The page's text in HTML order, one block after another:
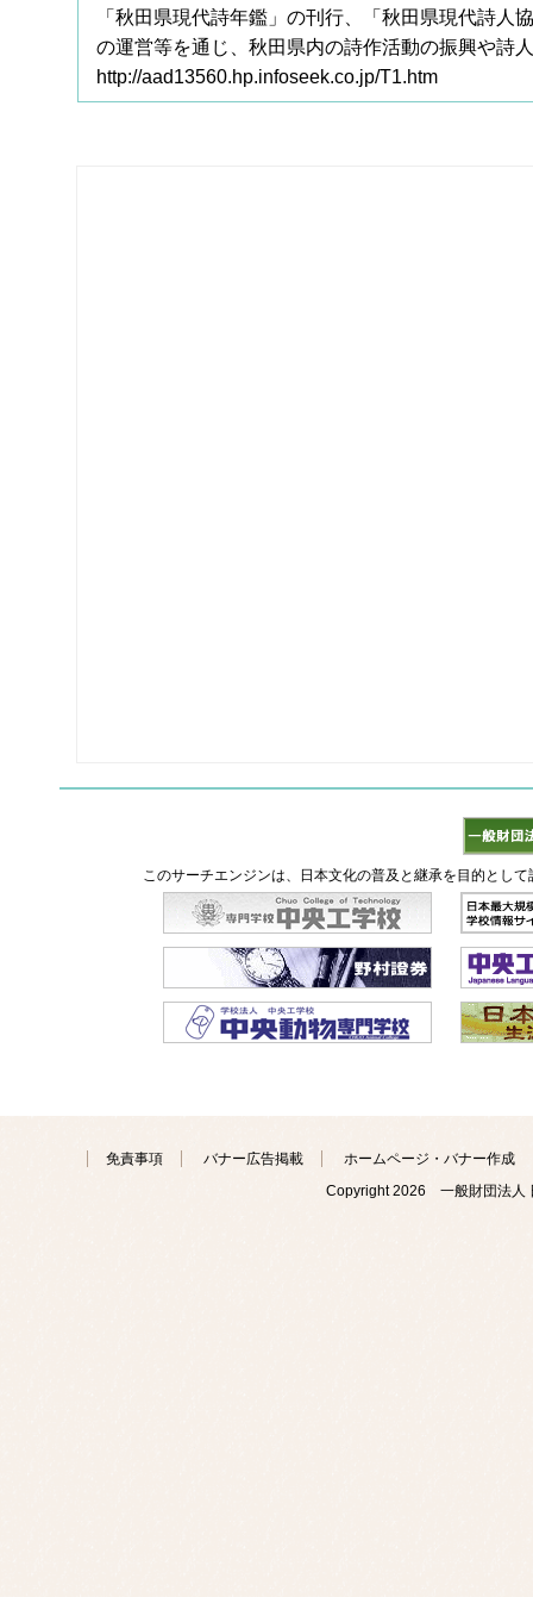
「秋田県現代詩年鑑」の刊行、「秋田県現代詩
の運営等を通じ、秋田県内の詩作活動の振興や詩
http://aad13560.hp.infoseek.co.jp/T1.htm
このサーチエンジンは、日本文化の普及と継承を目的とし
免責事項 バナー広告掲載
ホームページ・バナー作成
Copyright2026 一般財団法人